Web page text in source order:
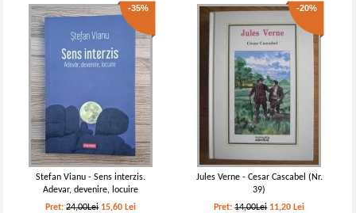
-35%
Stefan Vianu - Sens interzis.
Adevar, devenire, locuire
Pret:24,00Lei 15,60 Lei
-20%
Jules Verne - Cesar Cascabel (Nr.
39)
Pret:14,00Lei 11,20 Lei